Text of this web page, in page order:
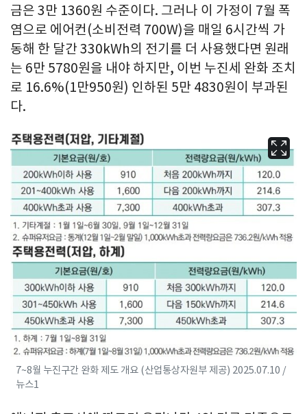
금은 3만 1360원 수준이다. 그러나 이 가정이 7월 폭
염으로 에어컨(소비전력 700W)을 매일 6시간씩 가
동해 한 달간 330kWh의 전기를 더 사용했다면 원래
는 6만 5780원을 내야 하지만, 이번 누진세 완화 조치
로 16.6%(1만950원) 인하된 5만 4830원이 부과된
다.
7~8월 누진구간 완화 제도 개요 (산업통상자원부 제공) 2025.07.10 /
뉴스1